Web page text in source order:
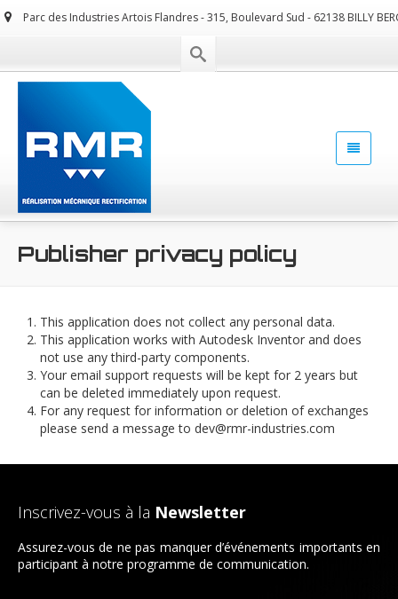
Parc des Industries Artois Flandres - 315, Boulevard Sud - 62138 BILLY
Publisher privacy policy
This application does not collect any personal data.
This application works with Autodesk Inventor and does
not use any third-party components.
Your email support requests will be kept for 2 years but
can be deleted immediately upon request.
For any request for information or deletion of exchanges
please send a message to dev@rmr-industries.com
Inscrivez-vous à la Newsletter
Assurez-vous de ne pas manquer d’événements importants en
participant à notre programme de communication.